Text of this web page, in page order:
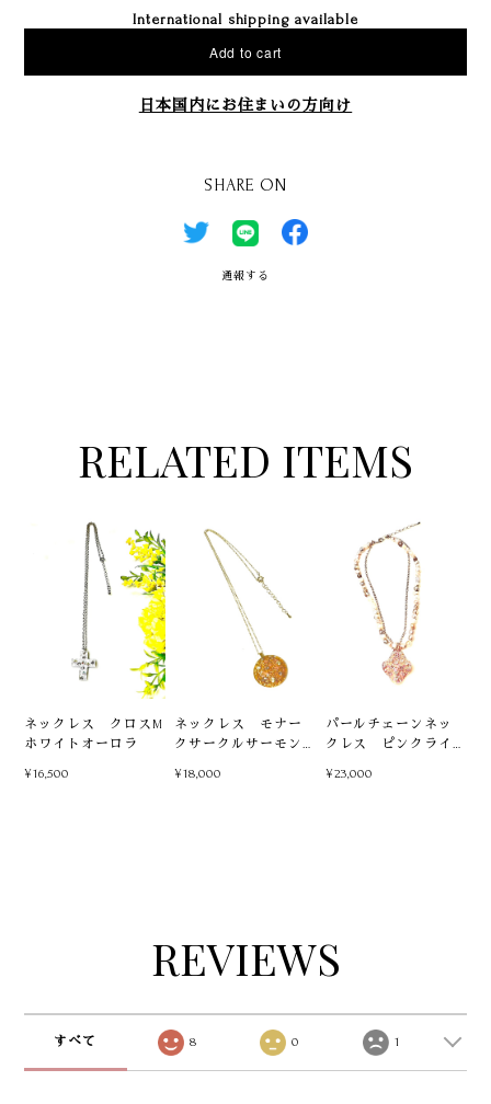
International shipping available
Add to cart
日本国内にお住まいの方向け
SHARE ON
通報する
RELATED ITEMS
ネックレス クロスM
ホワイトオーロラ
¥16,500
ネックレス モナー
クサークルサーモン
¥18,000
パールチェーンネッ
クレス ピンクライ
¥23,000
REVIEWS
すべて 8 0 1